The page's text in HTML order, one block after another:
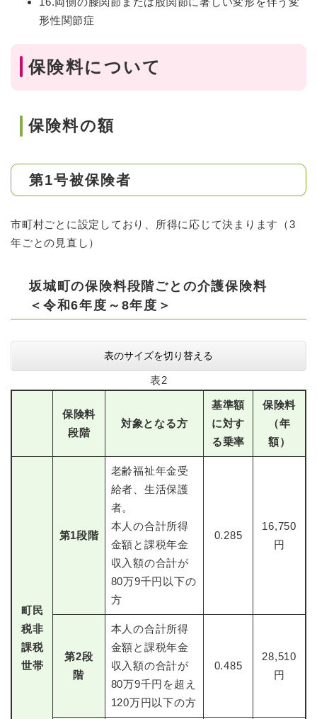
形性関節症
保険料について
保険料の額
第1号被保険者
市町村ごとに設定しており、所得に応じて決まります（3
年ごとの見直し）
坂城町の保険料段階ごとの介護保険料
＜令和6年度～8年度＞
表のサイズを切り替える
表2
保険料
段階
対象となる方
基準額
に対す
る乗率
保険料
（年
額）
町民
税非
課税
世帯
第1段階
老齢福祉年金受
給者、生活保護
者。
本人の合計所得
金額と課税年金
収入額の合計が
80万9千円以下の
方
0.285
16,750
円
第2段
階
本人の合計所得
金額と課税年金
収入額の合計が
80万9千円を超え
120万円以下の方
0.485
28,510
円